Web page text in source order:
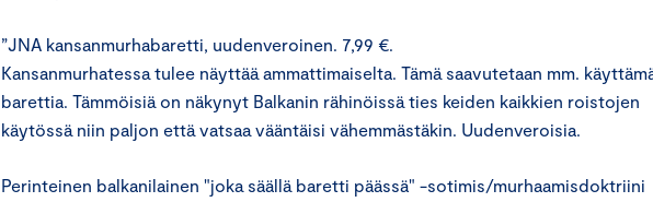
”JNA kansanmurhabaretti, uudenveroinen. 7,99 €.
Kansanmurhatessa tulee näyttää ammattimaiselta. Tämä saavutetaan mm.
barettia. Tämmöisiä on näkynyt Balkanin rähinöissä ties keiden kaikkien roistojen
käytössä niin paljon että vatsaa vääntäisi vähemmästäkin. Uudenveroisia.
Perinteinen balkanilainen "joka säällä baretti päässä" -sotimis/murhaamisdoktriini